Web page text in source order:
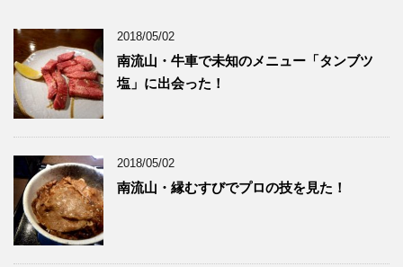
2018/05/02
南流山・牛車で未知のメニュー「タンブツ
塩」に出会った！
2018/05/02
南流山・縁むすびでプロの技を見た！